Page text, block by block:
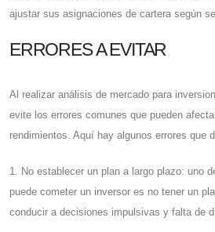
ajustar sus asignaciones de cartera según
ERRORES A EVITAR
Al realizar análisis de mercado para
evite los errores comunes que pueden
rendimientos. Aquí hay algunos errores que
1. No establecer un plan a largo plazo: uno
puede cometer un inversor es no tener un
conducir a decisiones impulsivas y falta de